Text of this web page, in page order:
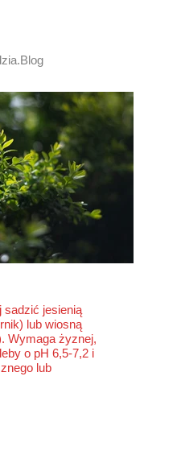
sadzić jesienią
lub wiosną
Wymaga żyznej,
o pH 6,5-7,2 i
lub